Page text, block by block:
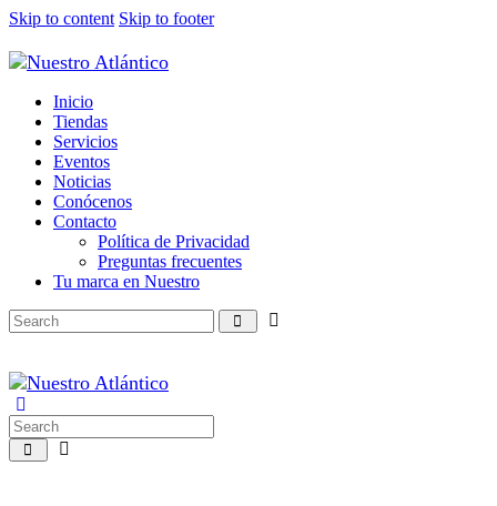
Skip to content Skip to footer
Inicio
Tiendas
Servicios
Eventos
Noticias
Conócenos
Contacto
Política de Privacidad
Preguntas frecuentes
Tu marca en Nuestro